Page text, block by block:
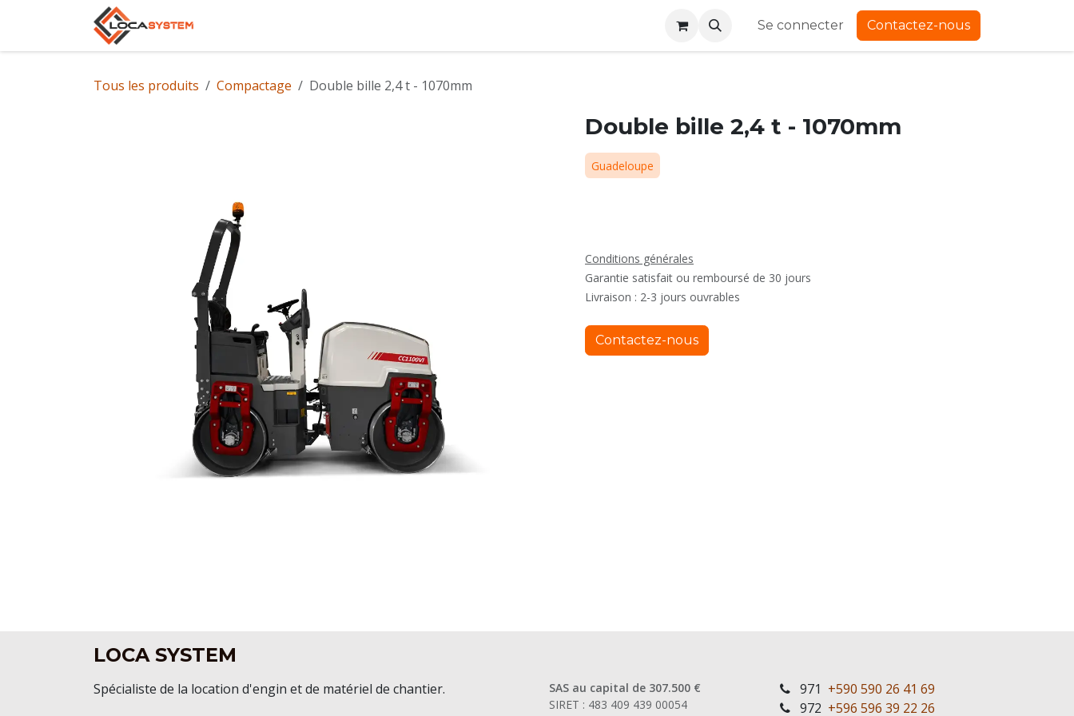
Se rendre au contenu
Rejoignez nous Se connecter Contactez-nous
Tous les produits Compactage Double bille 2,4 t - 1070mm
Double bille 2,4 t - 1070mm
Guadeloupe
Conditions générales
Garantie satisfait ou remboursé de 30 jours
Livraison : 2-3 jours ouvrables
Contactez-nous
LOCA SYSTEM
Spécialiste de la location d'engin et de matériel de chantier.
SAS au capital de 307.500 €
SIRET : 483 409 439 00054
971 +590 590 26 41 69
972 +596 596 39 22 26